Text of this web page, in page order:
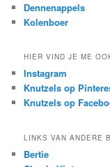
Dennenappels
Kolenboer
HIER VIND JE ME
Instagram
Knutzels op
Knutzels op
LINKS VAN ANDERE
Bertie